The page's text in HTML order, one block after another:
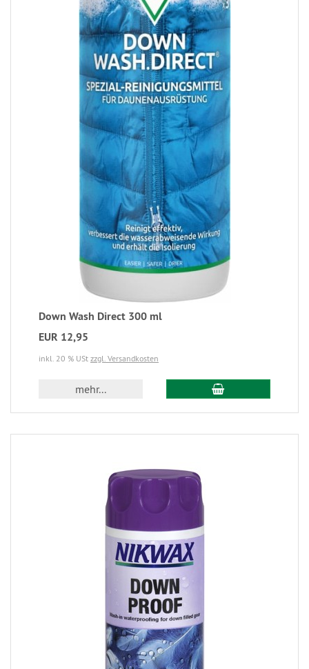
Down Wash Direct 300 ml
EUR 12,95
inkl. 20 % USt zzgl. Versandkosten
mehr...